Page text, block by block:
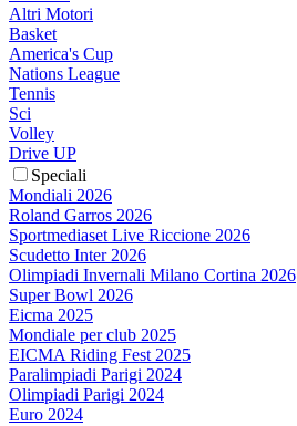
Altri Motori
Basket
America's Cup
Nations League
Tennis
Sci
Volley
Drive UP
Speciali
Mondiali 2026
Roland Garros 2026
Sportmediaset Live Riccione 2026
Scudetto Inter 2026
Olimpiadi Invernali Milano Cortina 2026
Super Bowl 2026
Eicma 2025
Mondiale per club 2025
EICMA Riding Fest 2025
Paralimpiadi Parigi 2024
Olimpiadi Parigi 2024
Euro 2024